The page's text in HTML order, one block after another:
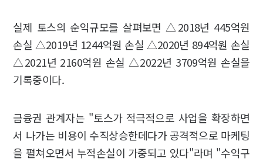
실제 토스의 순익규모를 살펴보면 △2018년 445억원
손실 △2019년 1244억원 손실 △2020년 894억원 손실
△2021년 2160억원 손실 △2022년 3709억원 손실을
기록중이다.
금융권 관계자는 "토스가 적극적으로 사업을 확장하면
서 나가는 비용이 수직상승한데다가 공격적으로 마케팅
을 펼쳐오면서 누적손실이 가중되고 있다"라며 "수익구